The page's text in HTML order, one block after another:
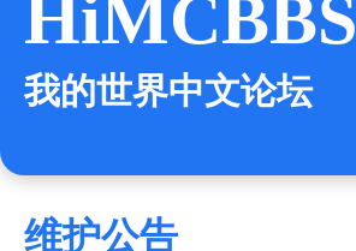
HiMCBBS
我的世界中文论坛
维护公告